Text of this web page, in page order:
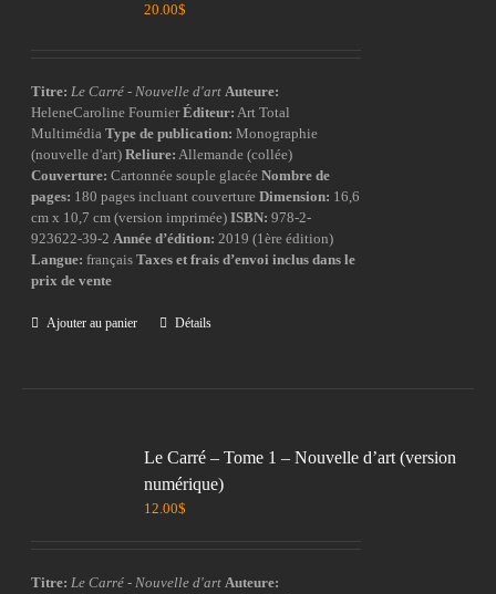
20.00$
Titre: Le Carré - Nouvelle d'art Auteure:
HeleneCaroline FournierÉditeur: Art Total
MultimédiaType de publication: Monographie
(nouvelle d'art)Reliure: Allemande (collée)
Couverture: Cartonnée souple glacéeNombre de
pages: 180 pages incluant couvertureDimension: 16,6
cm x 10,7 cm (version imprimée)ISBN: 978-2-
923622-39-2Année d’édition: 2019 (1ère édition)
Langue: françaisTaxes et frais d’envoi inclus dans le
prix de vente
Ajouter au panier Détails
Le Carré – Tome 1 – Nouvelle d’art (version
numérique)
12.00$
Titre: Le Carré - Nouvelle d'art Auteure: